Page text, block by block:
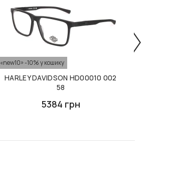
«new10» -10% у кошику
HARLEY DAVIDSON HD00010 002
58
5384 грн